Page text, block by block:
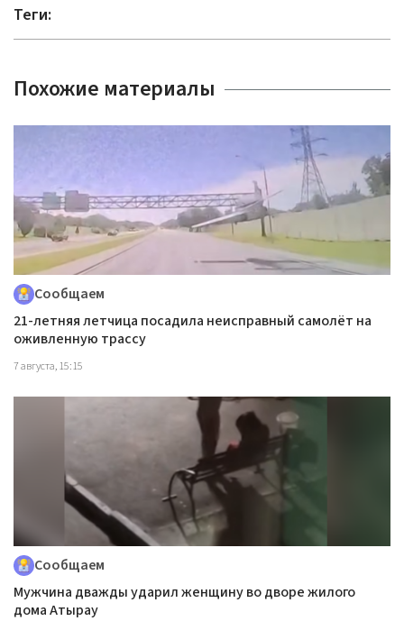
Теги:
Похожие материалы
Сообщаем
21-летняя летчица посадила неисправный самолёт на
оживленную трассу
7 августа, 15:15
Сообщаем
Мужчина дважды ударил женщину во дворе жилого
дома Атырау